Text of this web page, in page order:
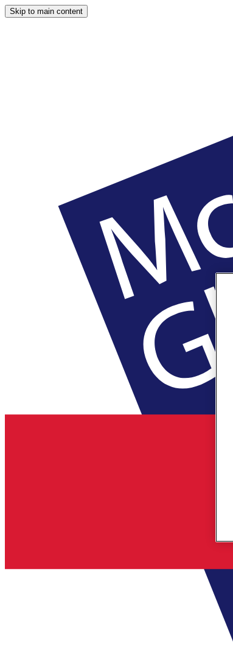
Skip to main content